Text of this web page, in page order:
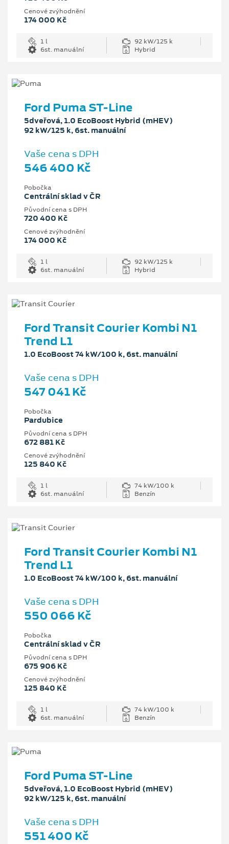
Cenové zvýhodnění
174 000 Kč
1 l
92 kW/125 k
6st. manuální
Hybrid
Ford Puma ST-Line
5dveřová, 1.0 EcoBoost Hybrid (mHEV)
92 kW/125 k, 6st. manuální
Vaše cena s DPH
546 400 Kč
Pobočka
Centrální sklad v ČR
Původní cena s DPH
720 400 Kč
Cenové zvýhodnění
174 000 Kč
1 l
92 kW/125 k
6st. manuální
Hybrid
Ford Transit Courier Kombi N1
Trend L1
1.0 EcoBoost 74 kW/100 k, 6st. manuální
Vaše cena s DPH
547 041 Kč
Pobočka
Pardubice
Původní cena s DPH
672 881 Kč
Cenové zvýhodnění
125 840 Kč
1 l
74 kW/100 k
6st. manuální
Benzín
Ford Transit Courier Kombi N1
Trend L1
1.0 EcoBoost 74 kW/100 k, 6st. manuální
Vaše cena s DPH
550 066 Kč
Pobočka
Centrální sklad v ČR
Původní cena s DPH
675 906 Kč
Cenové zvýhodnění
125 840 Kč
1 l
74 kW/100 k
6st. manuální
Benzín
Ford Puma ST-Line
5dveřová, 1.0 EcoBoost Hybrid (mHEV)
92 kW/125 k, 6st. manuální
Vaše cena s DPH
551 400 Kč